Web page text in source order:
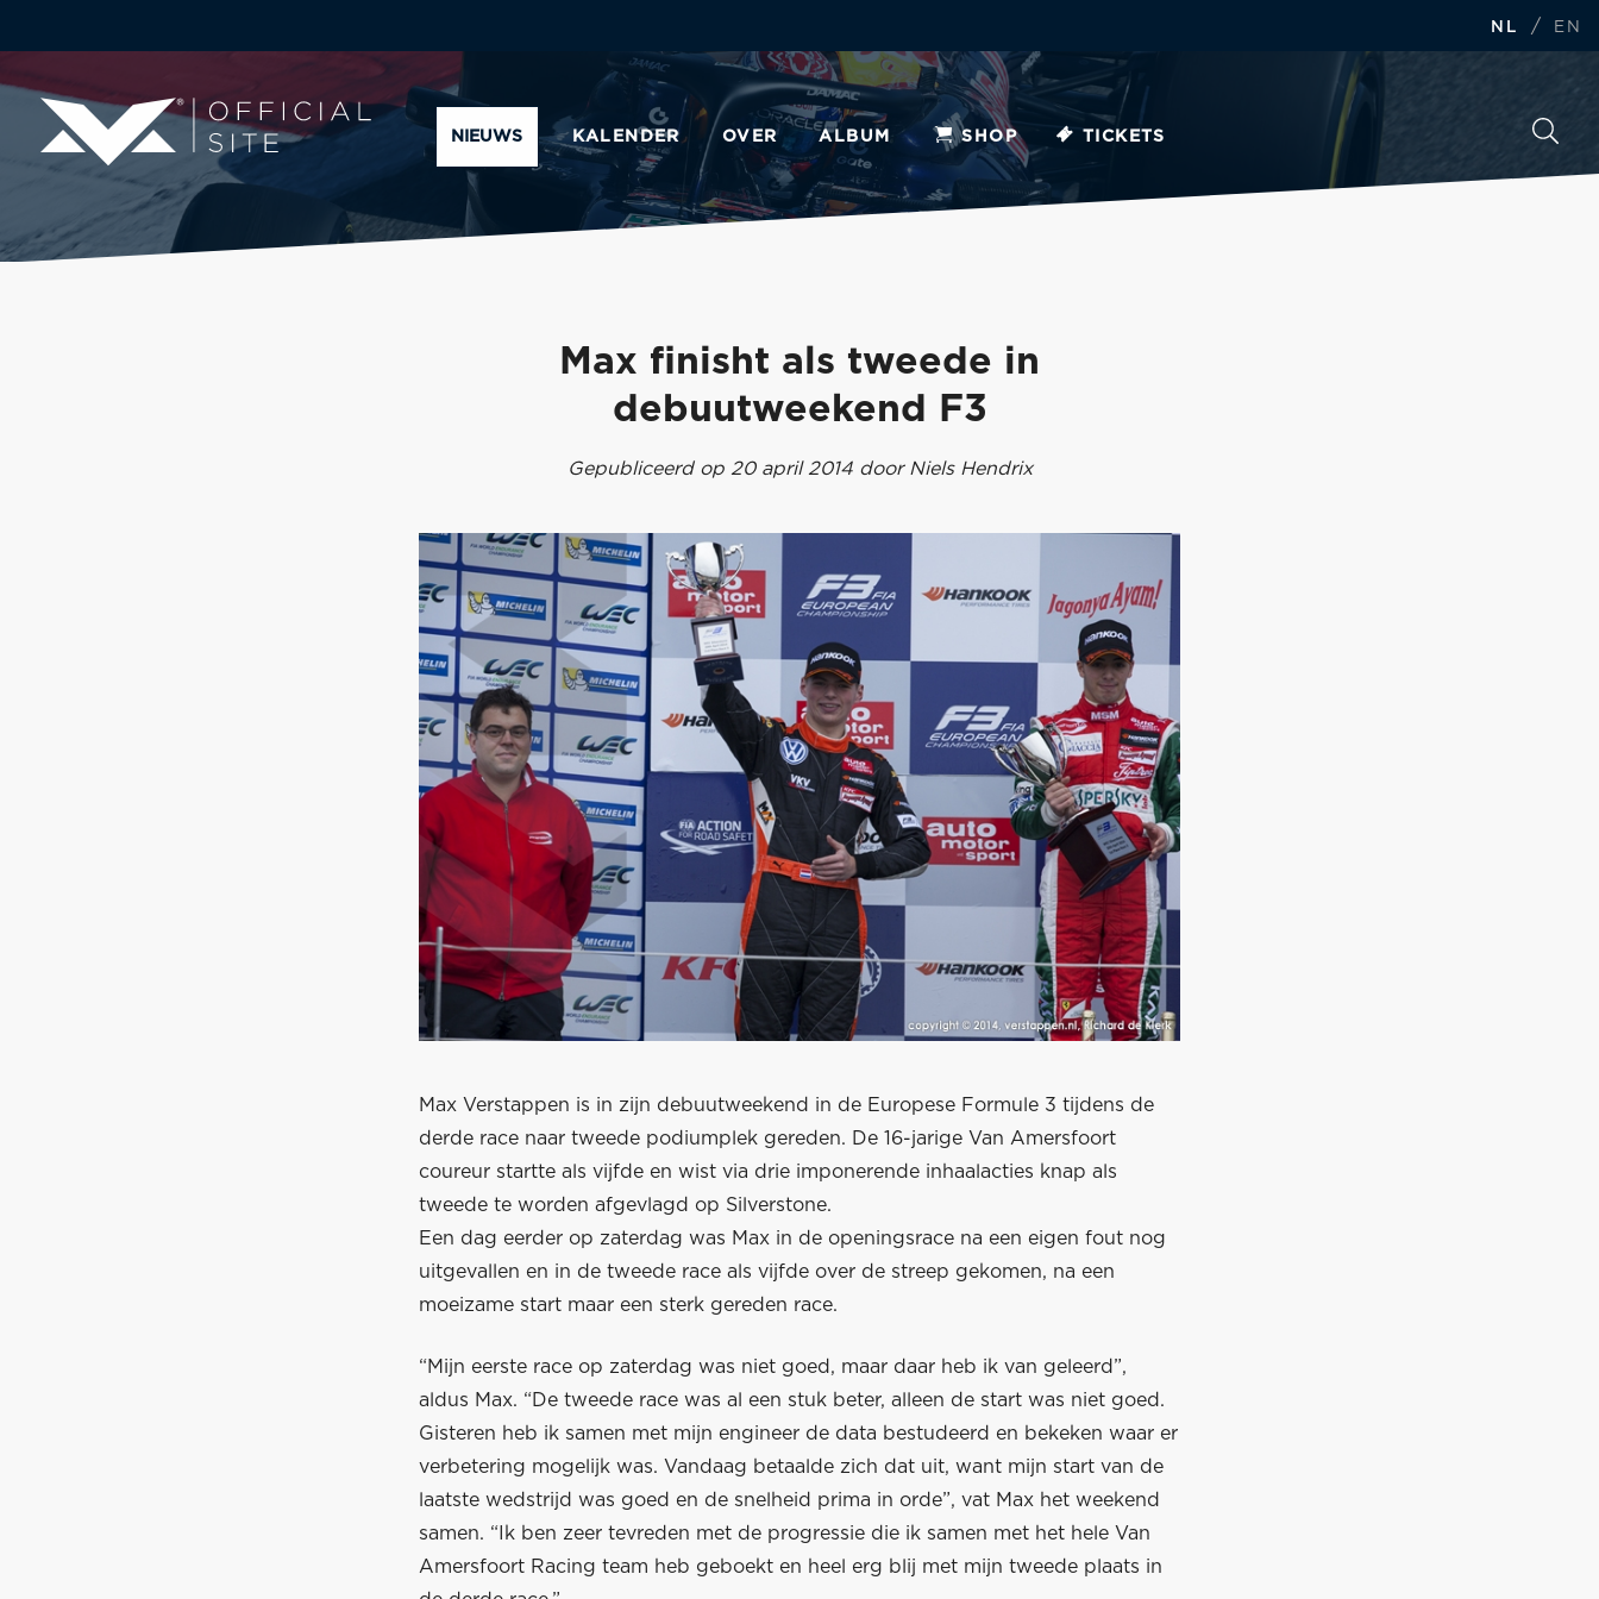
NL / EN
NIEUWS KALENDER OVER ALBUM SHOP TICKETS
Max finisht als tweede in
debuutweekend F3
Gepubliceerd op 20 april 2014 door Niels Hendrix
Max Verstappen is in zijn debuutweekend in de Europese Formule 3 tijdens de
derde race naar tweede podiumplek gereden. De 16-jarige Van Amersfoort
coureur startte als vijfde en wist via drie imponerende inhaalacties knap als
tweede te worden afgevlagd op Silverstone.
Een dag eerder op zaterdag was Max in de openingsrace na een eigen fout nog
uitgevallen en in de tweede race als vijfde over de streep gekomen, na een
moeizame start maar een sterk gereden race.
“Mijn eerste race op zaterdag was niet goed, maar daar heb ik van geleerd”,
aldus Max. “De tweede race was al een stuk beter, alleen de start was niet goed.
Gisteren heb ik samen met mijn engineer de data bestudeerd en bekeken waar er
verbetering mogelijk was. Vandaag betaalde zich dat uit, want mijn start van de
laatste wedstrijd was goed en de snelheid prima in orde”, vat Max het weekend
samen. “Ik ben zeer tevreden met de progressie die ik samen met het hele Van
Amersfoort Racing team heb geboekt en heel erg blij met mijn tweede plaats in